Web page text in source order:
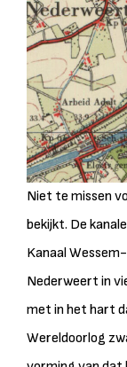
Niet te missen
bekijkt. De
Kanaal
Nederweert in
met in het hart
Wereldoorlog